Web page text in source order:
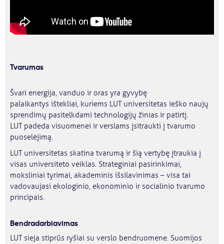
Tvarumas
Švari energija, vanduo ir oras yra gyvybę
palaikantys ištekliai, kuriems LUT universitetas ieško naujų
sprendimų pasitelkdami technologijų žinias ir patirtį.
LUT padeda visuomenei ir verslams įsitraukti į tvarumo
puoselėjimą.
LUT universitetas skatina tvarumą ir šią vertybę įtraukia į
visas universiteto veiklas. Strateginiai pasirinkimai,
moksliniai tyrimai, akademinis išsilavinimas – visa tai
vadovaujasi ekologinio, ekonominio ir socialinio tvarumo
principais.
Bendradarbiavimas
LUT sieja stiprūs ryšiai su verslo bendruomene. Suomijos